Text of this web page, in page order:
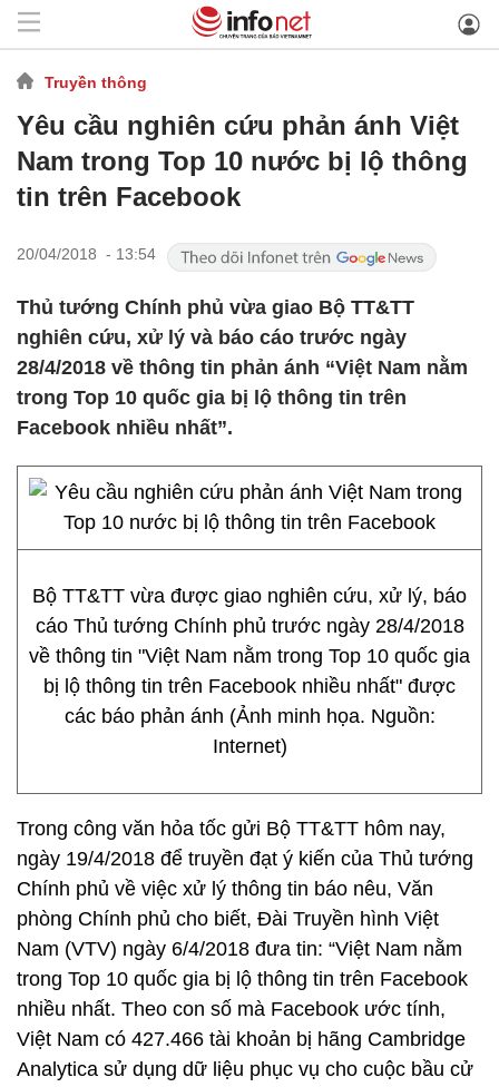
Truyền thông
Yêu cầu nghiên cứu phản ánh Việt
Nam trong Top 10 nước bị lộ thông
tin trên Facebook
20/04/2018 - 13:54
Thủ tướng Chính phủ vừa giao Bộ TT&TT
nghiên cứu, xử lý và báo cáo trước ngày
28/4/2018 về thông tin phản ánh “Việt Nam nằm
trong Top 10 quốc gia bị lộ thông tin trên
Facebook nhiều nhất”.
Bộ TT&TT vừa được giao nghiên cứu, xử lý, báo
cáo Thủ tướng Chính phủ trước ngày 28/4/2018
về thông tin "Việt Nam nằm trong Top 10 quốc gia
bị lộ thông tin trên Facebook nhiều nhất" được
các báo phản ánh (Ảnh minh họa. Nguồn:
Internet)
Trong công văn hỏa tốc gửi Bộ TT&TT hôm nay,
ngày 19/4/2018 để truyền đạt ý kiến của Thủ tướng
Chính phủ về việc xử lý thông tin báo nêu, Văn
phòng Chính phủ cho biết, Đài Truyền hình Việt
Nam (VTV) ngày 6/4/2018 đưa tin: “Việt Nam nằm
trong Top 10 quốc gia bị lộ thông tin trên Facebook
nhiều nhất. Theo con số mà Facebook ước tính,
Việt Nam có 427.466 tài khoản bị hãng Cambridge
Analytica sử dụng dữ liệu phục vụ cho cuộc bầu cử